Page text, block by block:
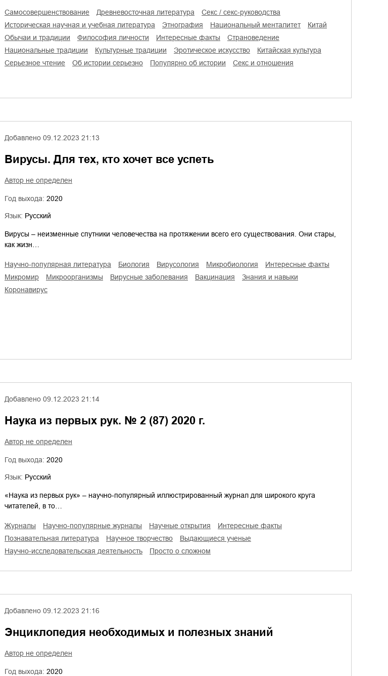
самосовершенствование древневосточная литература
секс / секс-руководства
историческая научная и учебная литература
этнография национальный менталитет
Китай
обычаи и традиции
философия личности интересные факты
страноведение
национальные традиции
культурные традиции эротическое искусство
китайская культура
серьезное чтение
об истории серьезно популярно об истории секс и отношения
Добавлено 09.12.2023 21:13
Вирусы. Для тех, кто хочет все успеть
Автор не определен
Год выхода: 2020
Язык: Русский
Вирусы – неизменные спутники человечества на протяжении всего его существования. Они стары,
как жизн…
научно-популярная литература биология вирусология микробиология
интересные факты
микромир
микроорганизмы вирусные заболевания вакцинация
знания и навыки
коронавирус
Добавлено 09.12.2023 21:14
Наука из первых рук. № 2 (87) 2020 г.
Автор не определен
Год выхода: 2020
Язык: Русский
«Наука из первых рук» – научно-популярный иллюстрированный журнал для широкого круга
читателей, в то…
журналы научно-популярные журналы научные открытия
интересные факты
познавательная литература
научное творчество
выдающиеся ученые
научно-исследовательская деятельность
просто о сложном
Добавлено 09.12.2023 21:16
Энциклопедия необходимых и полезных знаний
Автор не определен
Год выхода: 2020